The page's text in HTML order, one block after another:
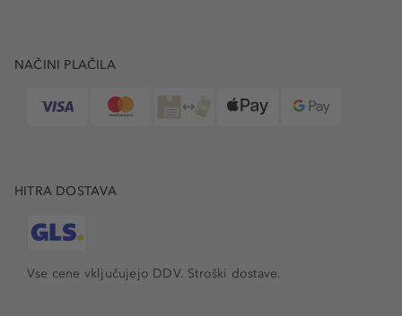
NAČINI PLAČILA
HITRA DOSTAVA
Vse cene vključujejo DDV. Stroški dostave.